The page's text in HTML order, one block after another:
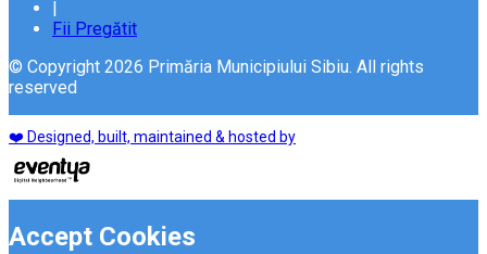
Fii Pregătit
© Copyright 2026 Primăria Municipiului Sibiu. All rights
reserved
❤️ Designed, built, maintained & hosted by
Accept Cookies